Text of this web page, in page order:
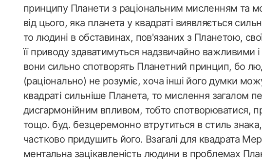
принципу Планети з раціональним мисленням та
від цього, яка планета у квадраті виявляється
то людині в обставинах, пов'язаних з Планетою,
її приводу здаватимуться надзвичайно важливими
вони сильно спотворять Планетний принцип, бо
(раціонально) не розуміє, хоча інші його думки
квадраті сильніше Планета, то мислення загалом
дисгармонійним впливом, тобто спотворюватися,
тощо. буд. безцеремонно втрутиться в стиль
частково придушить його. Взагалі для квадрата
ментальна зацікавленість людини в проблемах